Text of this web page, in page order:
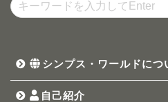
シンプス・ワールドにつ
自己紹介